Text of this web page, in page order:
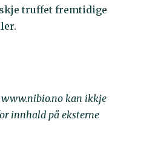
truffet fremtidige
kan ikkje
innhald på eksterne